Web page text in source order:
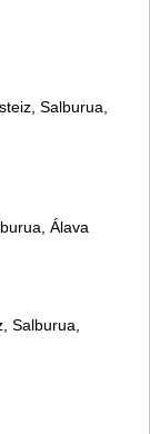
Salburua,
Álava
Salburua,